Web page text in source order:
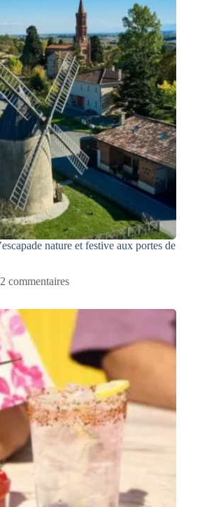
nature et festive aux portes de
commentaires